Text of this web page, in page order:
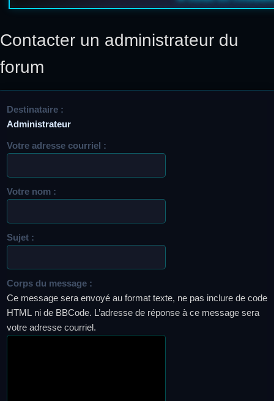
Contacter un administrateur du
forum
Destinataire :
Administrateur
Votre adresse courriel :
Votre nom :
Sujet :
Corps du message :
Ce message sera envoyé au format texte, ne pas inclure de code
HTML ni de BBCode. L’adresse de réponse à ce message sera
votre adresse courriel.